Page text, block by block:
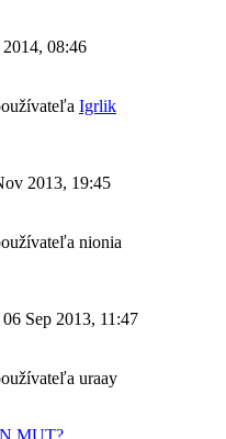
08:46
Igrlik
2013, 19:45
nionia
06 Sep 2013, 11:47
uraay
MUT?